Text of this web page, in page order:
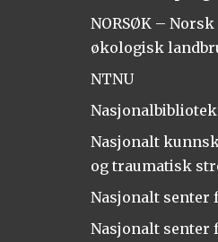
NORSØK –
økologisk
NTNU
Nasjonalt
og traumatisk
Nasjonalt senter
Nasjonalt senter